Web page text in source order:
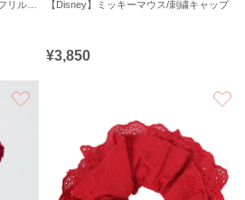
【Disney】ミッキーマウス/刺繍キャップ
¥3,850